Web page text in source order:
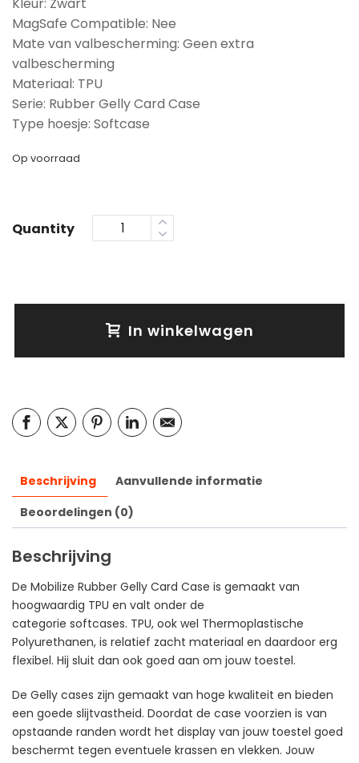
MagSafe Compatible: Nee
Mate van valbescherming: Geen extra
valbescherming
Materiaal: TPU
Serie: Rubber Gelly Card Case
Type hoesje: Softcase
Op voorraad
Quantity
In winkelwagen
Beschrijving
Aanvullende informatie
Beoordelingen (0)
Beschrijving
De Mobilize Rubber Gelly Card Case is gemaakt van
hoogwaardig TPU en valt onder de
categorie softcases. TPU, ook wel Thermoplastische
Polyurethanen, is relatief zacht materiaal en daardoor erg
flexibel. Hij sluit dan ook goed aan om jouw toestel.
De Gelly cases zijn gemaakt van hoge kwaliteit en bieden
een goede slijtvastheid. Doordat de case voorzien is van
opstaande randen wordt het display van jouw toestel goed
beschermt tegen eventuele krassen en vlekken. Jouw